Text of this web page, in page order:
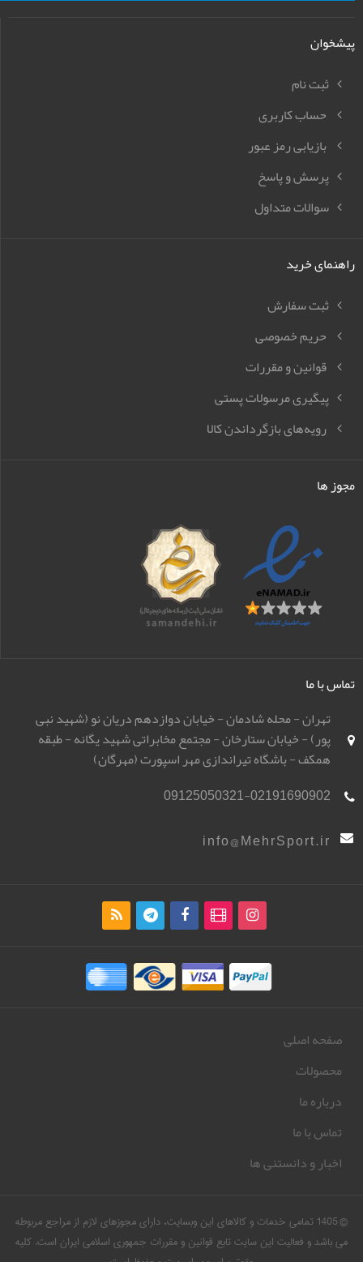
پیشخوان
ثبت نام
حساب کاربری
بازیابی رمز عبور
پرسش و پاسخ
سوالات متداول
راهنمای خرید
ثبت سفارش
حریم خصوصی
قوانین و مقررات
پیگیری مرسولات پستی
رویه‌های بازگرداندن کالا
مجوز ها
تماس با ما
تهران - محله شادمان - خیابان دوازدهم دریان نو (شهید نبی
پور) - خیابان ستارخان - مجتمع مخابراتی شهید یگانه - طبقه
همکف - باشگاه تیراندازی مهر اسپورت (مهرگان)
09125050321-02191690902
info@MehrSport.ir
صفحه اصلی
محصولات
درباره ما
تماس با ما
اخبار و دانستنی ها
© 1405 تمامی خدمات و کالاهای این وبسایت، دارای مجوزهای لازم از مراجع مربوطه
می باشد و فعالیت این سایت تابع قوانین و مقررات جمهوری اسلامی ایران است. کلیه